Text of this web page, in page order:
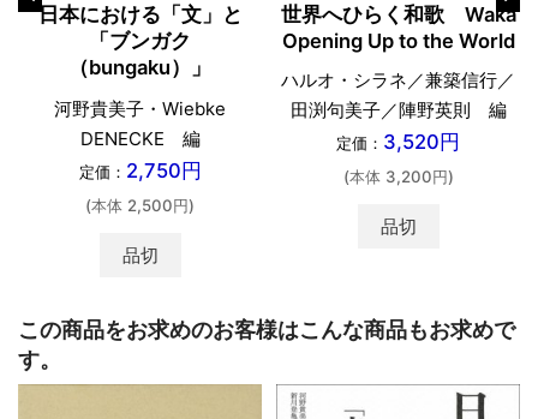
日本における「文」と
「ブンガク
（bungaku）」
河野貴美子・Wiebke
DENECKE 編
定価： 2,750円
(本体 2,500円)
品切
世界へひらく和歌 Waka
Opening Up to the World
ハルオ・シラネ／兼築信行／
田渕句美子／陣野英則 編
定価： 3,520円
(本体 3,200円)
品切
この商品をお求めのお客様はこんな商品もお求めで
す。